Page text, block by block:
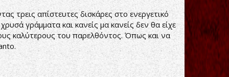
τρεις απίστευτες δισκάρες στο ενεργετικό
γράμματα και κανείς μα κανείς δεν θα είχε
καλύτερους του παρελθόντος. Όπως και να